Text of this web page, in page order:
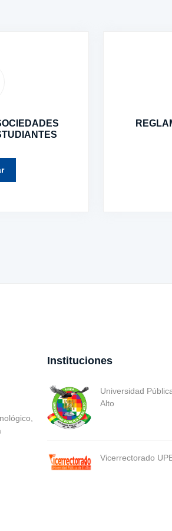
Instituciones
Universidad
Alto
Vicerrectorado